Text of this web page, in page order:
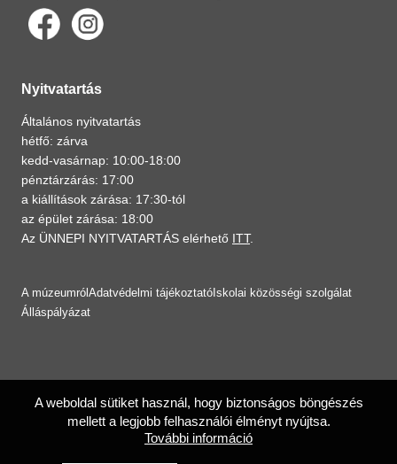
Nyitvatartás
Általános nyitvatartás
hétfő: zárva
kedd-vasárnap: 10:00-18:00
pénztárzárás: 17:00
a kiállítások zárása: 17:30-tól
az épület zárása: 18:00
Az ÜNNEPI NYITVATARTÁS elérhető ITT.
A múzeumrólAdatvédelmi tájékoztatóIskolai közösségi szolgálat
Álláspályázat
A weboldal sütiket használ, hogy biztonságos böngészés
mellett a legjobb felhasználói élményt nyújtsa.
További információ